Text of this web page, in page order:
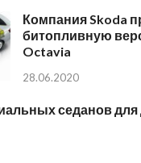
Компания Skoda
битопливную
Octavia
28.06.2020
седанов